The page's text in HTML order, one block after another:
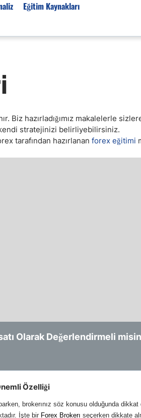
Eğitim Kaynakları
Biz hazırladığımız makalelerle
stratejinizi belirliyebilirsiniz.
tarafından hazırlanan forex eğitimi
Olarak Değerlendirmeli
- Kırılma veya Geri
Özelliği
brokerınız söz konusu olduğunda
İşte bir Forex Brokerı seçerken dikkate